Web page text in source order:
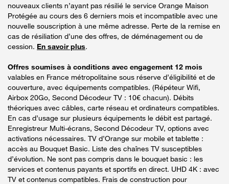
nouveaux clients n’ayant pas résilié le service Orange Maison
Protégée au cours des 6 derniers mois et incompatible avec une
nouvelle souscription à une même adresse. Perte de la remise en
cas de résiliation d’une des offres, de déménagement ou de
cession. En savoir plus.
Offres soumises à conditions avec engagement 12 mois
valables en France métropolitaine sous réserve d’éligibilité et de
couverture, avec équipements compatibles. (Répéteur Wifi,
Airbox 20Go, Second Décodeur TV : 10€ chacun). Débits
théoriques avec câbles, carte réseau et ordinateurs compatibles.
En cas d’usage sur plusieurs équipements le débit est partagé.
Enregistreur Multi-écrans, Second Décodeur TV, options avec
activations nécessaires. TV d’Orange sur mobile et tablette :
accès au Bouquet Basic. Liste des chaînes TV susceptibles
d’évolution. Ne sont pas compris dans le bouquet basic : les
services et contenus payants et sportifs en direct. UHD 4K : avec
TV et contenus compatibles. Frais de construction pour